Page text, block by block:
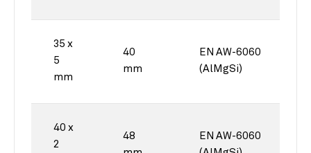
35 x
5
mm
40
mm
EN AW-6060
(AlMgSi)
40 x
2
48
EN AW-6060